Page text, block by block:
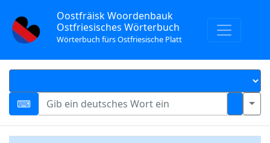
Oostfräisk Woordenbauk
Ostfriesisches Wörterbuch
Wörterbuch fürs Ostfriesische Platt